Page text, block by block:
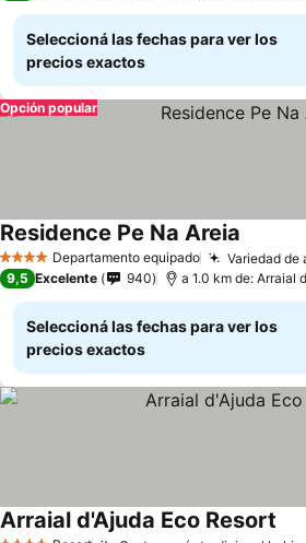
Seleccioná las fechas para ver los
precios exactos
Opción popular
4 EstrellasDepartamento equipado Variedad de
Residence Pe Na Areia
9,5 Excelente 940 a 1.0 km de: Arraial
Seleccioná las fechas para ver los
precios exactos
Arraial d'Ajuda Eco Resort